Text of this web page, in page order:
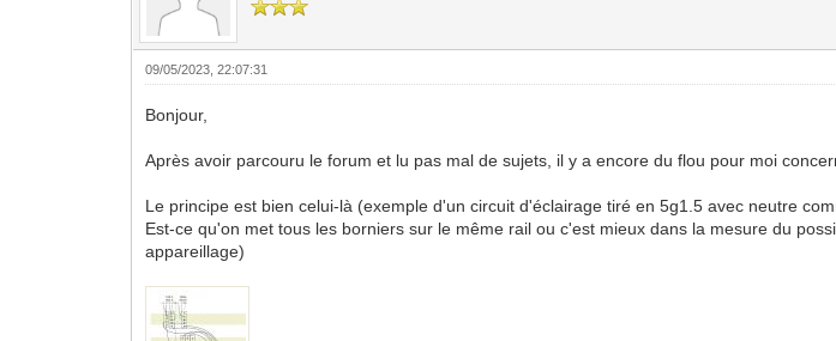
09/05/2023, 22:07:31
Bonjour,
Après avoir parcouru le forum et lu pas mal de sujets, il y a encore du flou pour moi
Le principe est bien celui-là (exemple d'un circuit d'éclairage tiré en 5g1.5 avec neutre
Est-ce qu'on met tous les borniers sur le même rail ou c'est mieux dans la mesure du
appareillage)